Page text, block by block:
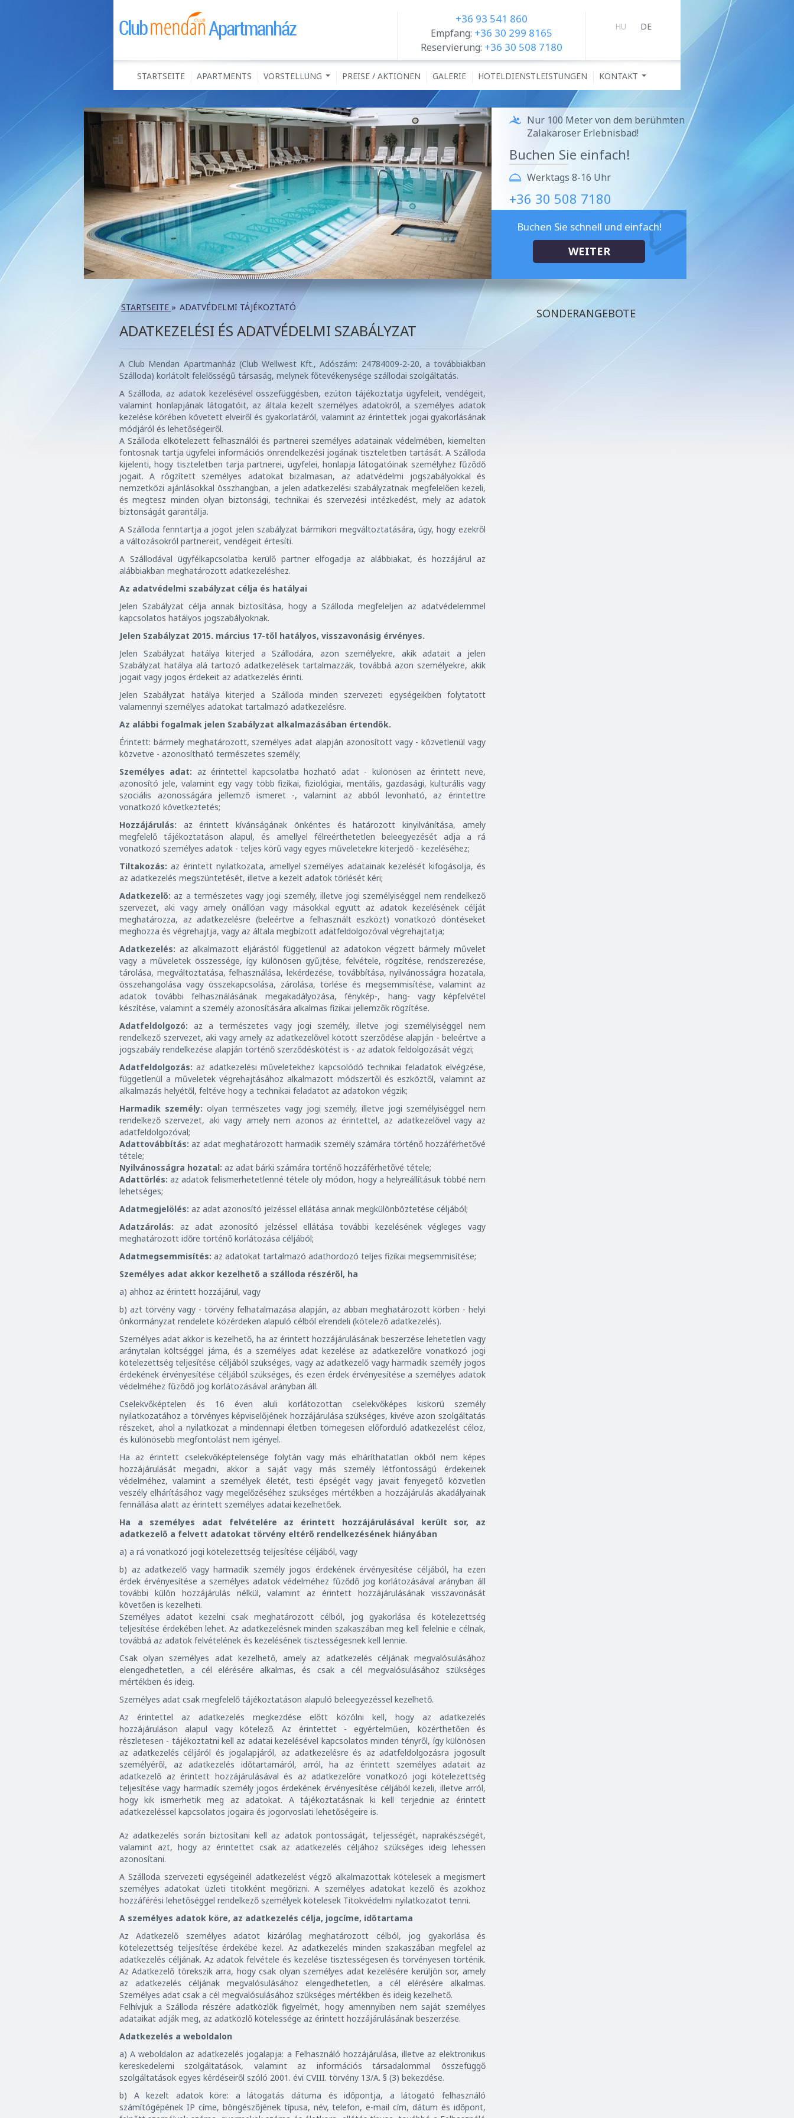
+36 93 541 860
Empfang: +36 30 299 8165
Reservierung: +36 30 508 7180
HU DE
STARTSEITE APARTMENTS VORSTELLUNG PREISE / AKTIONEN GALERIE HOTELDIENSTLEISTUNGEN KONTAKT
Nur 100 Meter von dem berühmten
Zalakaroser Erlebnisbad!
Buchen Sie einfach!
Werktags 8-16 Uhr
+36 30 508 7180
Buchen Sie schnell und einfach!
WEITER
STARTSEITE » ADATVÉDELMI TÁJÉKOZTATÓ
ADATKEZELÉSI ÉS ADATVÉDELMI SZABÁLYZAT
A Club Mendan Apartmanház (Club Wellwest Kft., Adószám: 24784009-2-20, a továbbiakban
Szálloda) korlátolt felelősségű társaság, melynek főtevékenysége szállodai szolgáltatás.
A Szálloda, az adatok kezelésével összefüggésben, ezúton tájékoztatja ügyfeleit, vendégeit,
valamint honlapjának látogatóit, az általa kezelt személyes adatokról, a személyes adatok
kezelése körében követett elveiről és gyakorlatáról, valamint az érintettek jogai gyakorlásának
módjáról és lehetőségeiről.
A Szálloda elkötelezett felhasználói és partnerei személyes adatainak védelmében, kiemelten
fontosnak tartja ügyfelei információs önrendelkezési jogának tiszteletben tartását. A Szálloda
kijelenti, hogy tiszteletben tarja partnerei, ügyfelei, honlapja látogatóinak személyhez fűződő
jogait. A rögzített személyes adatokat bizalmasan, az adatvédelmi jogszabályokkal és
nemzetközi ajánlásokkal összhangban, a jelen adatkezelési szabályzatnak megfelelően kezeli,
és megtesz minden olyan biztonsági, technikai és szervezési intézkedést, mely az adatok
biztonságát garantálja.
A Szálloda fenntartja a jogot jelen szabályzat bármikori megváltoztatására, úgy, hogy ezekről
a változásokról partnereit, vendégeit értesíti.
A Szállodával ügyfélkapcsolatba kerülő partner elfogadja az alábbiakat, és hozzájárul az
alábbiakban meghatározott adatkezeléshez.
Az adatvédelmi szabályzat célja és hatályai
Jelen Szabályzat célja annak biztosítása, hogy a Szálloda megfeleljen az adatvédelemmel
kapcsolatos hatályos jogszabályoknak.
Jelen Szabályzat 2015. március 17-től hatályos, visszavonásig érvényes.
Jelen Szabályzat hatálya kiterjed a Szállodára, azon személyekre, akik adatait a jelen
Szabályzat hatálya alá tartozó adatkezelések tartalmazzák, továbbá azon személyekre, akik
jogait vagy jogos érdekeit az adatkezelés érinti.
Jelen Szabályzat hatálya kiterjed a Szálloda minden szervezeti egységeikben folytatott
valamennyi személyes adatokat tartalmazó adatkezelésre.
Az alábbi fogalmak jelen Szabályzat alkalmazásában értendők.
Érintett: bármely meghatározott, személyes adat alapján azonosított vagy - közvetlenül vagy
közvetve - azonosítható természetes személy;
Személyes adat: az érintettel kapcsolatba hozható adat - különösen az érintett neve,
azonosító jele, valamint egy vagy több fizikai, fiziológiai, mentális, gazdasági, kulturális vagy
szociális azonosságára jellemző ismeret -, valamint az abból levonható, az érintettre
vonatkozó következtetés;
Hozzájárulás: az érintett kívánságának önkéntes és határozott kinyilvánítása, amely
megfelelő tájékoztatáson alapul, és amellyel félreérthetetlen beleegyezését adja a rá
vonatkozó személyes adatok - teljes körű vagy egyes műveletekre kiterjedő - kezeléséhez;
Tiltakozás: az érintett nyilatkozata, amellyel személyes adatainak kezelését kifogásolja, és
az adatkezelés megszüntetését, illetve a kezelt adatok törlését kéri;
Adatkezelő: az a természetes vagy jogi személy, illetve jogi személyiséggel nem rendelkező
szervezet, aki vagy amely önállóan vagy másokkal együtt az adatok kezelésének célját
meghatározza, az adatkezelésre (beleértve a felhasznált eszközt) vonatkozó döntéseket
meghozza és végrehajtja, vagy az általa megbízott adatfeldolgozóval végrehajtatja;
Adatkezelés:az alkalmazott eljárástól függetlenül az adatokon végzett bármely művelet
vagy a műveletek összessége, így különösen gyűjtése, felvétele, rögzítése, rendszerezése,
tárolása, megváltoztatása, felhasználása, lekérdezése, továbbítása, nyilvánosságra hozatala,
összehangolása vagy összekapcsolása, zárolása, törlése és megsemmisítése, valamint az
adatok további felhasználásának megakadályozása, fénykép-, hang- vagy képfelvétel
készítése, valamint a személy azonosítására alkalmas fizikai jellemzők rögzítése.
Adatfeldolgozó: az a természetes vagy jogi személy, illetve jogi személyiséggel nem
rendelkező szervezet, aki vagy amely az adatkezelővel kötött szerződése alapján - beleértve a
jogszabály rendelkezése alapján történő szerződéskötést is - az adatok feldolgozását végzi;
Adatfeldolgozás: az adatkezelési műveletekhez kapcsolódó technikai feladatok elvégzése,
függetlenül a műveletek végrehajtásához alkalmazott módszertől és eszköztől, valamint az
alkalmazás helyétől, feltéve hogy a technikai feladatot az adatokon végzik;
Harmadik személy: olyan természetes vagy jogi személy, illetve jogi személyiséggel nem
rendelkező szervezet, aki vagy amely nem azonos az érintettel, az adatkezelővel vagy az
adatfeldolgozóval;
Adattovábbítás: az adat meghatározott harmadik személy számára történő hozzáférhetővé
tétele;
Nyilvánosságra hozatal: az adat bárki számára történő hozzáférhetővé tétele;
Adattörlés: az adatok felismerhetetlenné tétele oly módon, hogy a helyreállításuk többé nem
lehetséges;
Adatmegjelölés: az adat azonosító jelzéssel ellátása annak megkülönböztetése céljából;
Adatzárolás: az adat azonosító jelzéssel ellátása további kezelésének végleges vagy
meghatározott időre történő korlátozása céljából;
Adatmegsemmisítés: az adatokat tartalmazó adathordozó teljes fizikai megsemmisítése;
Személyes adat akkor kezelhető a szálloda részéről, ha
a) ahhoz az érintett hozzájárul, vagy
b) azt törvény vagy - törvény felhatalmazása alapján, az abban meghatározott körben - helyi
önkormányzat rendelete közérdeken alapuló célból elrendeli (kötelező adatkezelés).
Személyes adat akkor is kezelhető, ha az érintett hozzájárulásának beszerzése lehetetlen vagy
aránytalan költséggel járna, és a személyes adat kezelése az adatkezelőre vonatkozó jogi
kötelezettség teljesítése céljából szükséges, vagy az adatkezelő vagy harmadik személy jogos
érdekének érvényesítése céljából szükséges, és ezen érdek érvényesítése a személyes adatok
védelméhez fűződő jog korlátozásával arányban áll.
Cselekvőképtelen és 16 éven aluli korlátozottan cselekvőképes kiskorú személy
nyilatkozatához a törvényes képviselőjének hozzájárulása szükséges, kivéve azon szolgáltatás
részeket, ahol a nyilatkozat a mindennapi életben tömegesen előforduló adatkezelést céloz,
és különösebb megfontolást nem igényel.
Ha az érintett cselekvőképtelensége folytán vagy más elháríthatatlan okból nem képes
hozzájárulását megadni, akkor a saját vagy más személy létfontosságú érdekeinek
védelméhez, valamint a személyek életét, testi épségét vagy javait fenyegető közvetlen
veszély elhárításához vagy megelőzéséhez szükséges mértékben a hozzájárulás akadályainak
fennállása alatt az érintett személyes adatai kezelhetőek.
Ha a személyes adat felvételére az érintett hozzájárulásával került sor, az
adatkezelő a felvett adatokat törvény eltérő rendelkezésének hiányában
a) a rá vonatkozó jogi kötelezettség teljesítése céljából, vagy
b) az adatkezelő vagy harmadik személy jogos érdekének érvényesítése céljából, ha ezen
érdek érvényesítése a személyes adatok védelméhez fűződő jog korlátozásával arányban áll
további külön hozzájárulás nélkül, valamint az érintett hozzájárulásának visszavonását
követően is kezelheti.
Személyes adatot kezelni csak meghatározott célból, jog gyakorlása és kötelezettség
teljesítése érdekében lehet. Az adatkezelésnek minden szakaszában meg kell felelnie e célnak,
továbbá az adatok felvételének és kezelésének tisztességesnek kell lennie.
Csak olyan személyes adat kezelhető, amely az adatkezelés céljának megvalósulásához
elengedhetetlen, a cél elérésére alkalmas, és csak a cél megvalósulásához szükséges
mértékben és ideig.
Személyes adat csak megfelelő tájékoztatáson alapuló beleegyezéssel kezelhető.
Az érintettel az adatkezelés megkezdése előtt közölni kell, hogy az adatkezelés
hozzájáruláson alapul vagy kötelező. Az érintettet - egyértelműen, közérthetően és
részletesen - tájékoztatni kell az adatai kezelésével kapcsolatos minden tényről, így különösen
az adatkezelés céljáról és jogalapjáról, az adatkezelésre és az adatfeldolgozásra jogosult
személyéről, az adatkezelés időtartamáról, arról, ha az érintett személyes adatait az
adatkezelő az érintett hozzájárulásával és az adatkezelőre vonatkozó jogi kötelezettség
teljesítése vagy harmadik személy jogos érdekének érvényesítése céljából kezeli, illetve arról,
hogy kik ismerhetik meg az adatokat. A tájékoztatásnak ki kell terjednie az érintett
adatkezeléssel kapcsolatos jogaira és jogorvoslati lehetőségeire is.
Az adatkezelés során biztosítani kell az adatok pontosságát, teljességét, naprakészségét,
valamint azt, hogy az érintettet csak az adatkezelés céljához szükséges ideig lehessen
azonosítani.
A Szálloda szervezeti egységeinél adatkezelést végző alkalmazottak kötelesek a megismert
személyes adatokat üzleti titokként megőrizni. A személyes adatokat kezelő és azokhoz
hozzáférési lehetőséggel rendelkező személyek kötelesek Titokvédelmi nyilatkozatot tenni.
A személyes adatok köre, az adatkezelés célja, jogcíme, időtartama
Az Adatkezelő személyes adatot kizárólag meghatározott célból, jog gyakorlása és
kötelezettség teljesítése érdekébe kezel. Az adatkezelés minden szakaszában megfelel az
adatkezelés céljának. Az adatok felvétele és kezelése tisztességesen és törvényesen történik.
Az Adatkezelő törekszik arra, hogy csak olyan személyes adat kezelésére kerüljön sor, amely
az adatkezelés céljának megvalósulásához elengedhetetlen, a cél elérésére alkalmas.
Személyes adat csak a cél megvalósulásához szükséges mértékben és ideig kezelhető.
Felhívjuk a Szálloda részére adatközlők figyelmét, hogy amennyiben nem saját személyes
adataikat adják meg, az adatközlő kötelessége az érintett hozzájárulásának beszerzése.
Adatkezelés a weboldalon
a) A weboldalon az adatkezelés jogalapja: a Felhasználó hozzájárulása, illetve az elektronikus
kereskedelemi szolgáltatások, valamint az információs társadalommal összefüggő
szolgáltatások egyes kérdéseiről szóló 2001. évi CVIII. törvény 13/A. § (3) bekezdése.
b) A kezelt adatok köre: a látogatás dátuma és időpontja, a látogató felhasználó
számítógépének IP címe, böngészőjének típusa, név, telefon, e-mail cím, dátum és időpont,
SONDERANGEBOTE